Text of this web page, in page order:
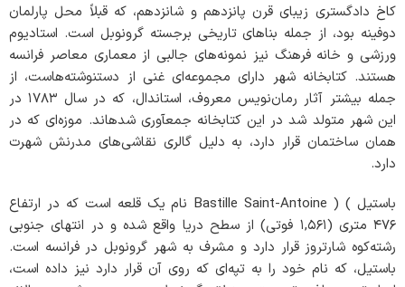
کاخ دادگستری زیبای قرن پانزدهم و شانزدهم، که قبلاً محل پارلمان
دوفینه بود، از جمله بناهای تاریخی برجسته گرونوبل است. استادیوم
ورزشی و خانه فرهنگ نیز نمونه‌های جالبی از معماری معاصر فرانسه
هستند. کتابخانه شهر دارای مجموعه‌ای غنی از دستنوشته‌هاست، از
جمله بیشتر آثار رمان‌نویس معروف، استاندال، که در سال ۱۷۸۳ در
این شهر متولد شد در این کتابخانه جمع­آوری شده­اند. موزه‌ای که در
همان ساختمان قرار دارد، به دلیل گالری نقاشی‌های مدرنش شهرت
دارد.
باستیل ) ( Bastille Saint-Antoine نام یک قلعه است که در ارتفاع
۴۷۶ متری (۱,۵۶۱ فوتی) از سطح دریا واقع شده و در انتهای جنوبی
رشته‌کوه شارتروز قرار دارد و مشرف به شهر گرونوبل در فرانسه است.
باستیل، که نام خود را به تپه‌ای که روی آن قرار دارد نیز داده است،